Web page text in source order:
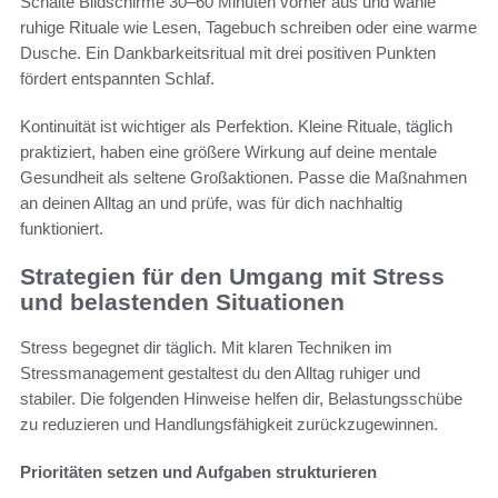
ruhige Rituale wie Lesen, Tagebuch schreiben oder eine warme
Dusche. Ein Dankbarkeitsritual mit drei positiven Punkten
fördert entspannten Schlaf.
Kontinuität ist wichtiger als Perfektion. Kleine Rituale, täglich
praktiziert, haben eine größere Wirkung auf deine mentale
Gesundheit als seltene Großaktionen. Passe die Maßnahmen
an deinen Alltag an und prüfe, was für dich nachhaltig
funktioniert.
Strategien für den Umgang mit Stress
und belastenden Situationen
Stress begegnet dir täglich. Mit klaren Techniken im
Stressmanagement gestaltest du den Alltag ruhiger und
stabiler. Die folgenden Hinweise helfen dir, Belastungsschübe
zu reduzieren und Handlungsfähigkeit zurückzugewinnen.
Prioritäten setzen und Aufgaben strukturieren